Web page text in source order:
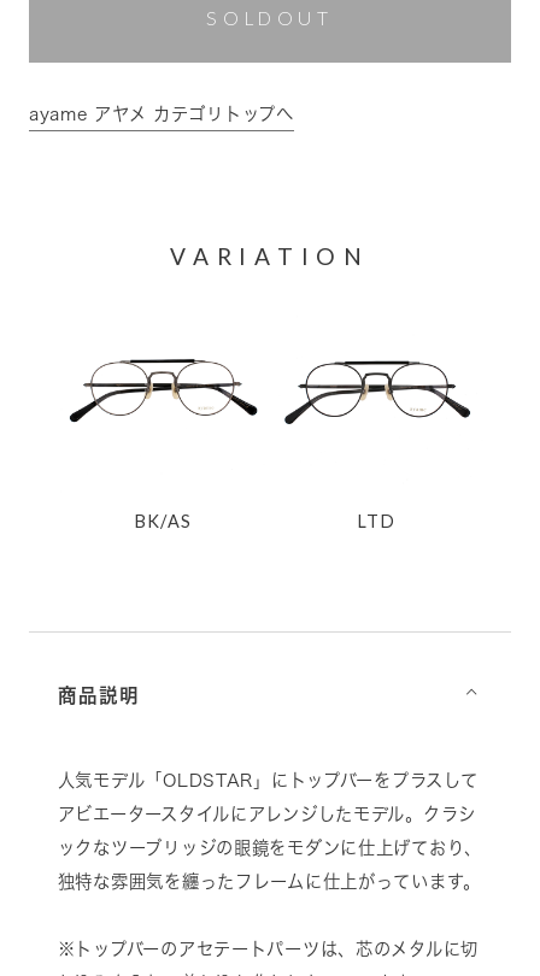
SOLDOUT
ayame アヤメ カテゴリトップへ
VARIATION
BK/AS LTD
商品説明 ⌵
人気モデル「OLDSTAR」にトップバーをプラスして
アビエータースタイルにアレンジしたモデル。クラシ
ックなツーブリッジの眼鏡をモダンに仕上げており、
独特な雰囲気を纏ったフレームに仕上がっています。
※トップバーのアセテートパーツは、芯のメタルに切